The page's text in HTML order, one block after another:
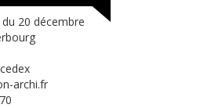
20 décembre
archi.fr